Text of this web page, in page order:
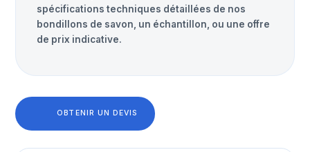
spécifications techniques détaillées de nos
bondillons de savon, un échantillon, ou une offre
de prix indicative.
OBTENIR UN DEVIS